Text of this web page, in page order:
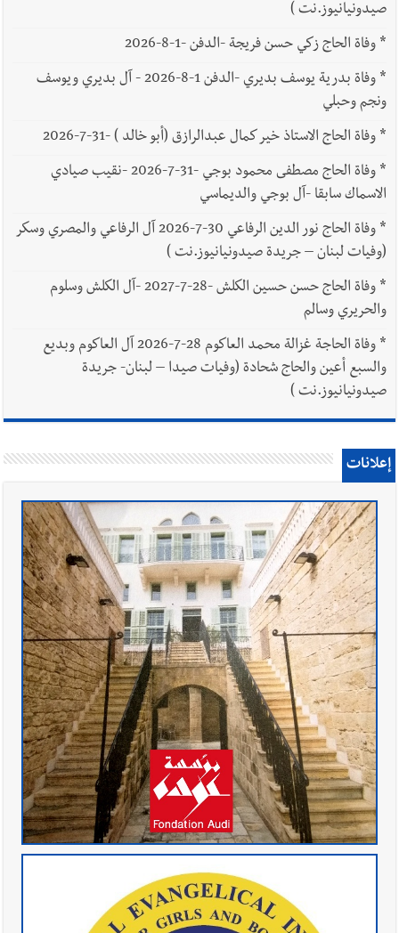
صيدونيانيوز.نت )
*وفاة الحاج زكي حسن فريجة -الدفن -1-8-2026
*
وفاة بدرية يوسف بديري -الدفن 1-8-2026 - آل بديري ويوسف
ونجم وحبلي
*وفاة الحاج الاستاذ خير كمال عبدالرازق (أبو خالد ) -31-7-2026
*
وفاة الحاج مصطفى محمود بوجي -31-7-2026 -نقيب صيادي
الاسماك سابقا -آل بوجي والديماسي
*
وفاة الحاج نور الدين الرفاعي 30-7-2026 آل الرفاعي والمصري وسكر
(وفيات لبنان – جريدة صيدونيانيوز.نت )
*
وفاة الحاج حسن حسين الكلش -28-7-2027 -آل الكلش وسلوم
والحريري وسالم
*
وفاة الحاجة غزالة محمد العاكوم 28-7-2026 آل العاكوم وبديع
والسبع أعين والحاج شحادة (وفيات صيدا – لبنان- جريدة
صيدونيانيوز.نت )
إعلانات